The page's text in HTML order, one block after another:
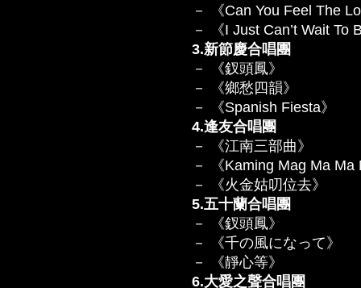
－ 《Can You Feel The
－ 《I Just Can’t Wait To
3.新節慶合唱團
－ 《釵頭鳳》
－ 《鄉愁四韻》
－ 《Spanish Fiesta》
4.逢友合唱團
－ 《江南三部曲》
－ 《Kaming Mag Ma Ma
－ 《火金姑叨位去》
5.五十蘭合唱團
－ 《釵頭鳳》
－ 《千の風になって》
－ 《靜心等》
6.大愛之聲合唱團